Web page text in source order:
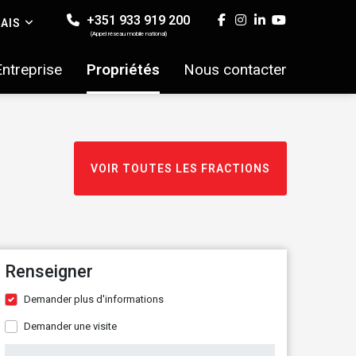
+351 933 919 200
(Appel réseau mobile national)
Propriétés Nous contacter
VOIR TOUTES LES FRACTIONS
Renseigner
Demander plus d'informations
Demander une visite